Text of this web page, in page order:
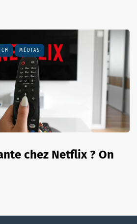
MÉDIAS
chez Netflix ? On